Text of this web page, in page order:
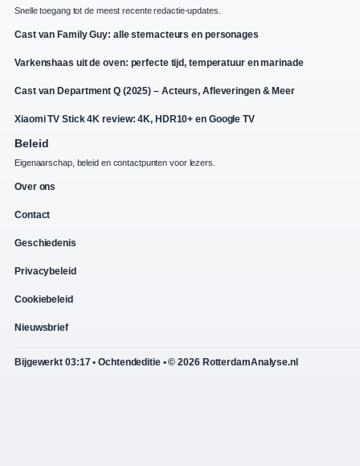
Snelle toegang tot de meest recente redactie-updates.
Cast van Family Guy: alle stemacteurs en personages
Varkenshaas uit de oven: perfecte tijd, temperatuur en marinade
Cast van Department Q (2025) – Acteurs, Afleveringen & Meer
Xiaomi TV Stick 4K review: 4K, HDR10+ en Google TV
Beleid
Eigenaarschap, beleid en contactpunten voor lezers.
Over ons
Contact
Geschiedenis
Privacybeleid
Cookiebeleid
Nieuwsbrief
Bijgewerkt 03:17 • Ochtendeditie • © 2026 RotterdamAnalyse.nl